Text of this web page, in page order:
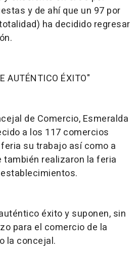
y de ahí que un 97 por
ha decidido regresar
AUTÉNTICO ÉXITO"
de Comercio, Esmeralda
a los 117 comercios
su trabajo así como a
realizaron la feria
éxito y suponen, sin
para el comercio de la
la concejal.